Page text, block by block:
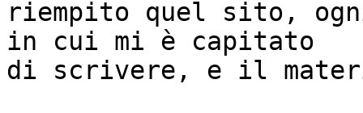
riempito quel sito,
in cui mi è capitato
di scrivere, e il